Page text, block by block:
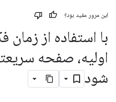
این مرور مفید بود؟
با استفاده از زمان
اولیه، صفحه
شود